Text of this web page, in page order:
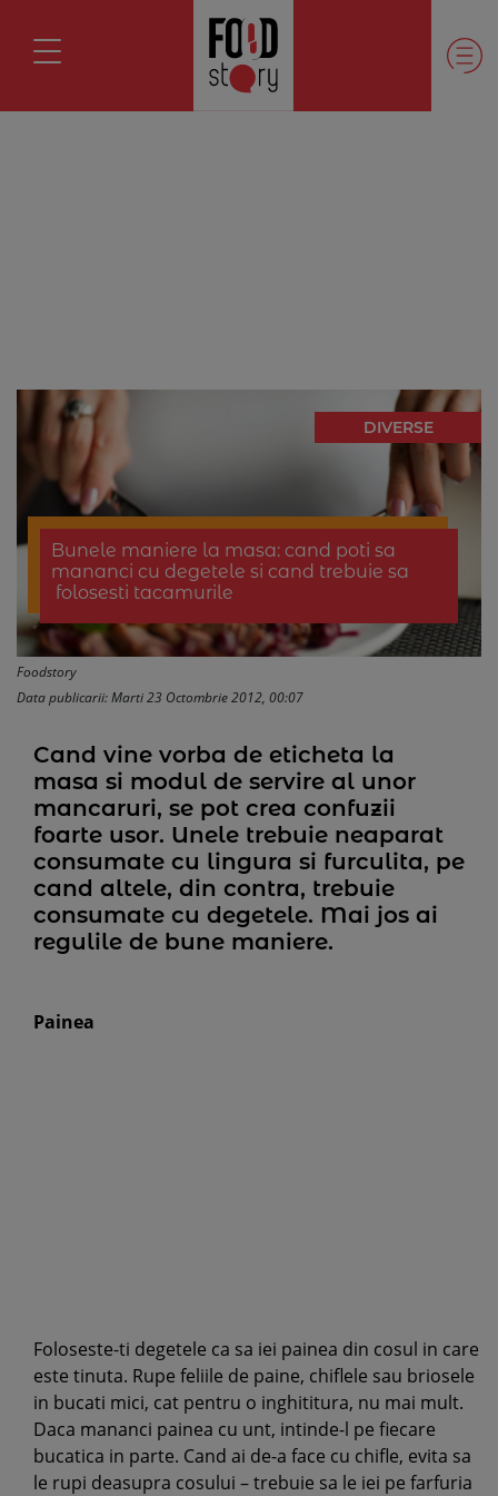
DIVERSE
Bunele maniere la masa: cand poti sa
mananci cu degetele si cand trebuie sa
folosesti tacamurile
Foodstory
Data publicarii: Marti 23 Octombrie 2012, 00:07
Cand vine vorba de eticheta la
masa si modul de servire al unor
mancaruri, se pot crea confuzii
foarte usor. Unele trebuie neaparat
consumate cu lingura si furculita, pe
cand altele, din contra, trebuie
consumate cu degetele. Mai jos ai
regulile de bune maniere.
Painea
Foloseste-ti degetele ca sa iei painea din cosul in care
este tinuta. Rupe feliile de paine, chiflele sau briosele
in bucati mici, cat pentru o inghititura, nu mai mult.
Daca mananci painea cu unt, intinde-l pe fiecare
bucatica in parte. Cand ai de-a face cu chifle, evita sa
le rupi deasupra cosului – trebuie sa le iei pe farfuria